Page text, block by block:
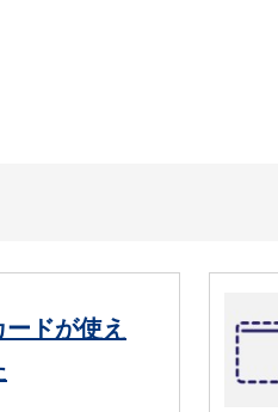
ドが使え